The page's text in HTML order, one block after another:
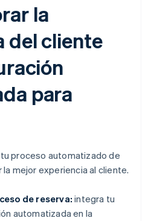
la
del cliente
para
proceso automatizado de
mejor experiencia al cliente.
de reserva: integra tu
automatizada en la